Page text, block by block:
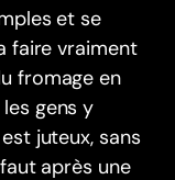
et se
faire vraiment
fromage en
gens y
juteux, sans
après une